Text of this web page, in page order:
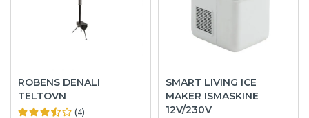
ROBENS DENALI
TELTOVN
(4)
SMART LIVING ICE
MAKER ISMASKINE
12V/230V